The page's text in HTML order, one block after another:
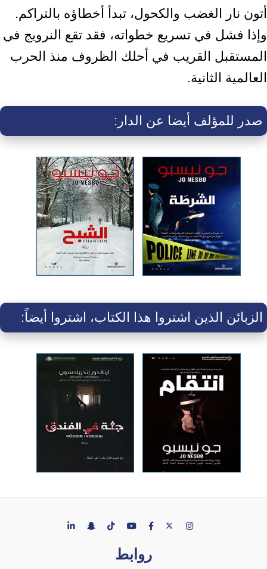
أتون نار الغضب والكحول، تبدأ أخطاؤه بالتراكم.
وإذا فشل في تسريع خطواته، فقد تقع النرويج في
المستقبل القريب في أحلك الظروف منذ الحرب
العالمية الثانية.
صدر للمؤلف أيضا عن الدار:
الزبائن الذين اشتروا هذا الكتاب، اشتروا أيضاً:
روابط